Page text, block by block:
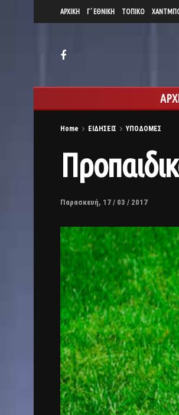
ΑΡΧΙΚΗ Γ΄ ΕΘΝΙΚΗ ΤΟΠΙΚΟ
Home ΕΙΔΗΣΕΙΣ ΥΠΟΔΟΜΕΣ
Παρασκευή, 17 / 03 / 2017